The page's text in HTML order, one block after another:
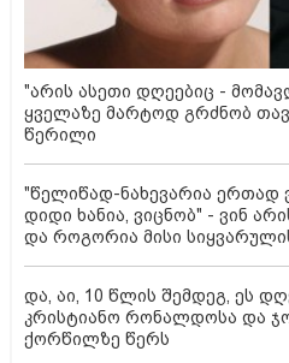
"არის ასეთი დღეებიც -
ყველაზე მარტოდ გრძნობ
წერილი
"წელიწად-ნახევარია ერთად
დიდი ხანია, ვიცნობ" - ვინ
და როგორია მისი
და, აი, 10 წლის შემდეგ, ეს
კრისტიანო რონალდოსა და
ქორწილზე წერს